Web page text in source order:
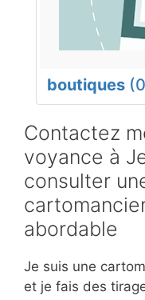
boutiques
Contactez
voyance à
consulter
abordable
Je suis une
et je fais des